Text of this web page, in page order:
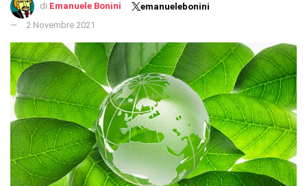
di Emanuele Bonini
emanuelebonini
2 Novembre 2021